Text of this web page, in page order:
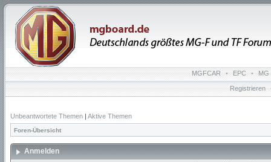
MGFCAR • EPC • MG
Registrieren
Unbeantwortete Themen | Aktive Themen
Foren-Übersicht
Anmelden